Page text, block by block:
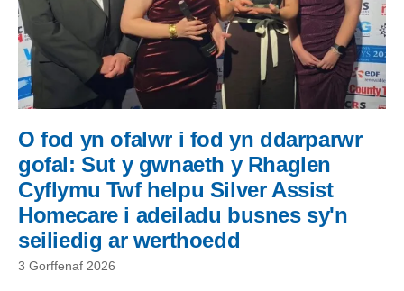
O fod yn ofalwr i fod yn ddarparwr
gofal: Sut y gwnaeth y Rhaglen
Cyflymu Twf helpu Silver Assist
Homecare i adeiladu busnes sy'n
seiliedig ar werthoedd
3 Gorffenaf 2026